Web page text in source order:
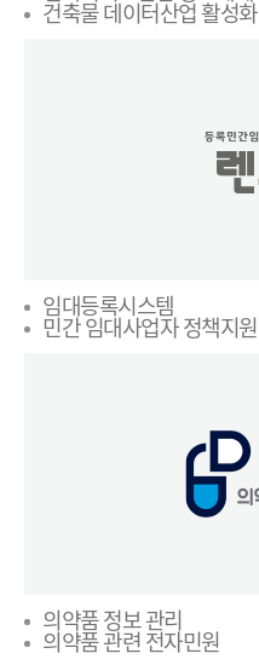
건축물 데이터산업 활성화
임대등록시스템
민간 임대사업자 정책지원
의약품 정보 관리
의약품 관련 전자민원